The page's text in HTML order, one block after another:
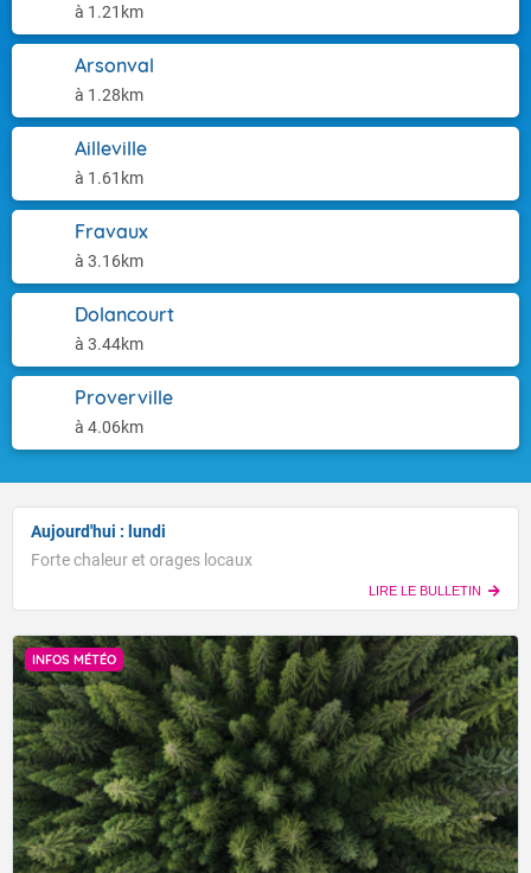
à 1.21km
Arsonval
à 1.28km
Ailleville
à 1.61km
Fravaux
à 3.16km
Dolancourt
à 3.44km
Proverville
à 4.06km
Aujourd'hui : lundi
Forte chaleur et orages locaux
LIRE LE BULLETIN
INFOS MÉTÉO